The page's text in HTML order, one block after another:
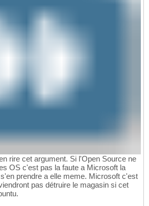
rire cet argument. Si l'Open Source ne
OS c'est pas la faute a Microsoft la
prendre a elle meme. Microsoft c'est
pas détruire le magasin si cet